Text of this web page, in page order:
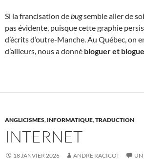
Si la francisation debugsemble aller de
pas évidente, puisque cette graphie
d’écrits d’outre-Manche. Au Québec, on
d’ailleurs, nous a donné bloguer et
ANGLICISMES, INFORMATIQUE,TRADUCTION
INTERNET
18 JANVIER 2026 ANDRE RACICOT